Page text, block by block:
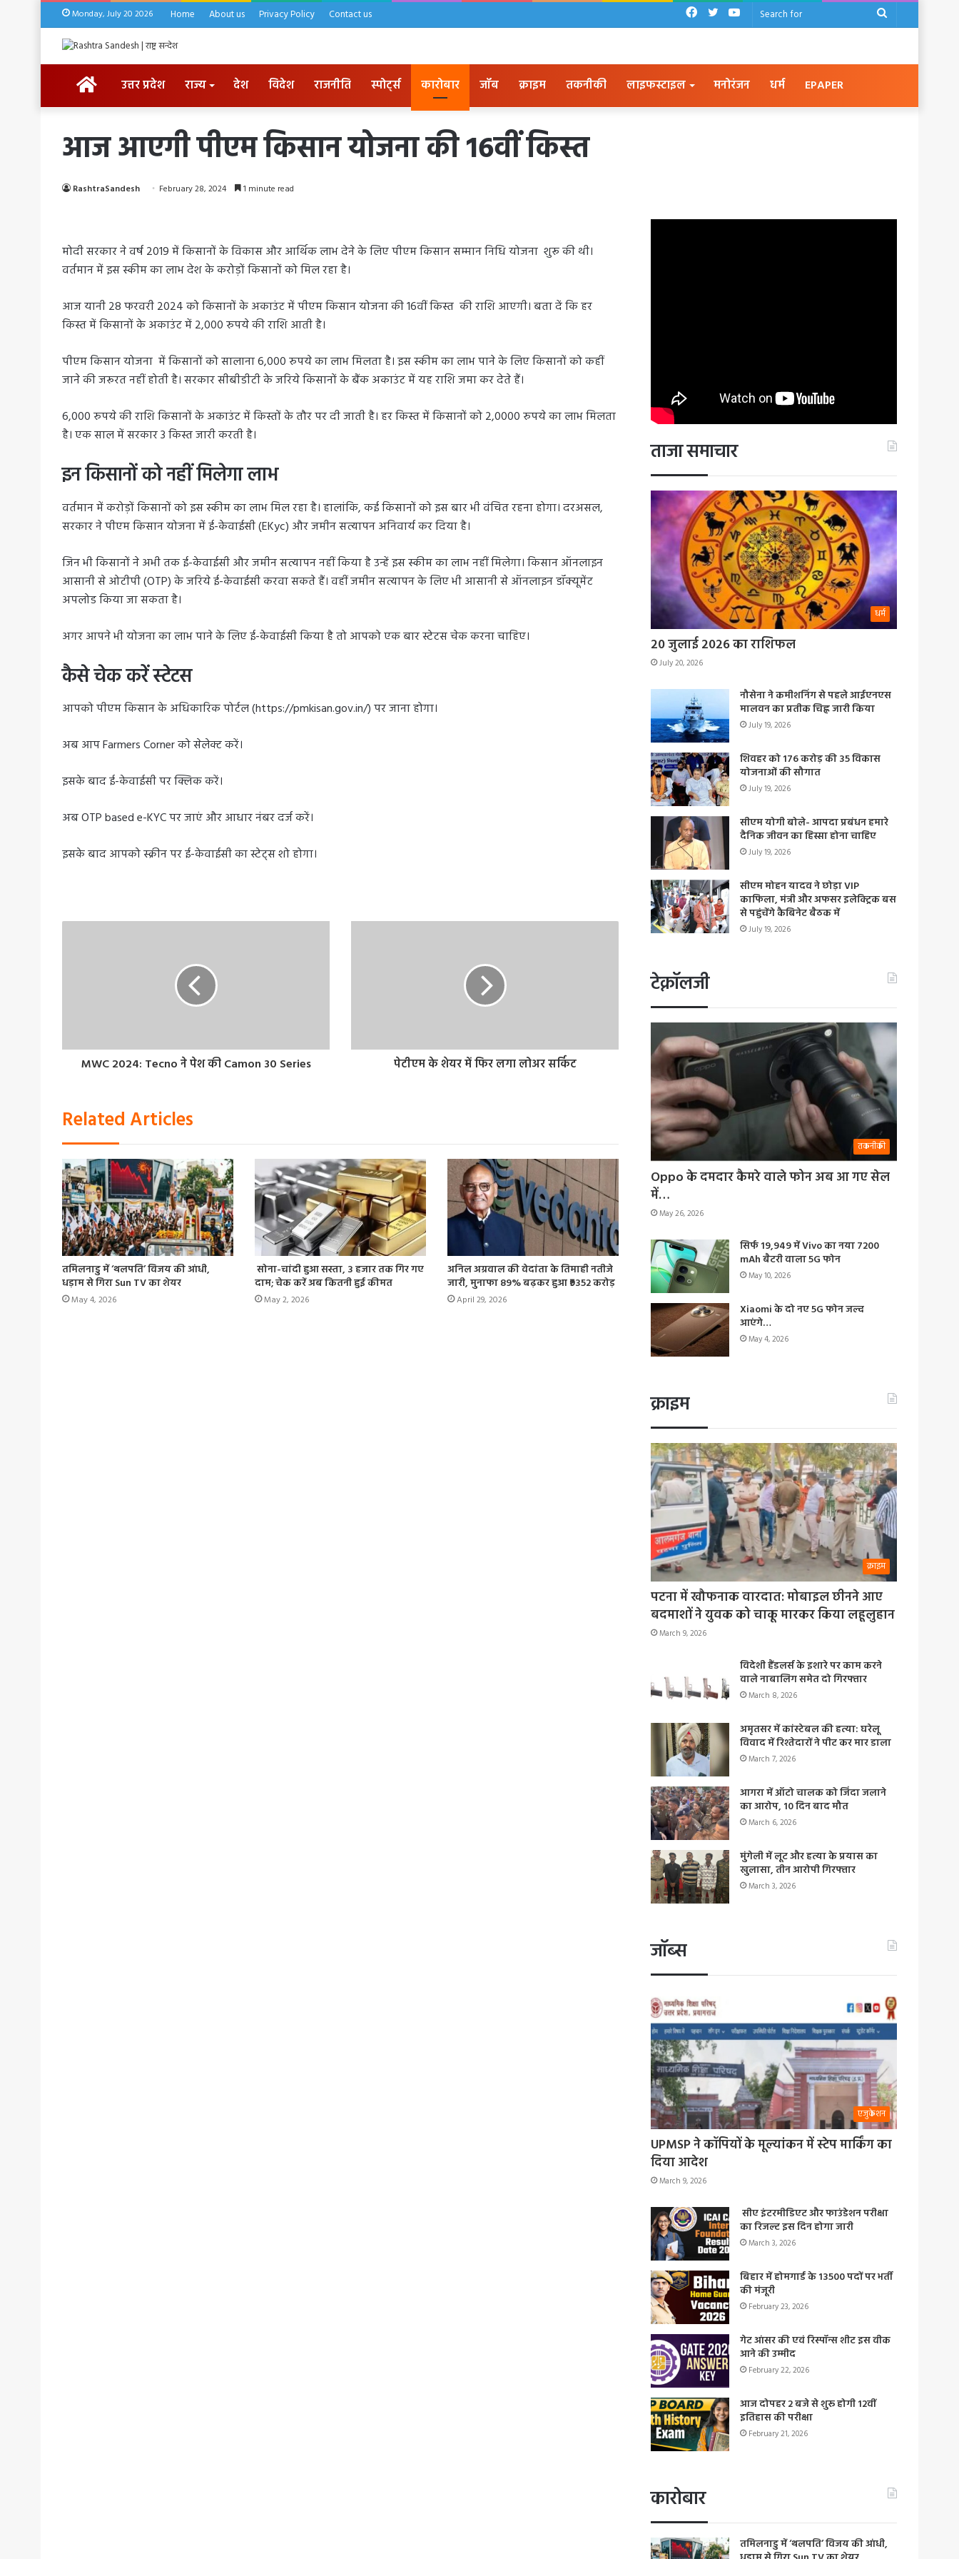
Monday, July 20 2026 Home About us Privacy Policy Contact us
Search
YouTube
Twitter
Facebook
HOMEउत्तर प्रदेश राज्य देश विदेश राजनीति स्पोर्ट्स कारोबार जॉब क्राइम तकनीकी लाइफस्टाइल मनोरंजन धर्म EPAPER
आज आएगी पीएम किसान योजना की 16वीं किस्त
RashtraSandesh February 28, 2024 1 minute read
मोदी सरकार ने वर्ष 2019 में किसानों के विकास और आर्थिक लाभ देने के लिए पीएम किसान सम्मान निधि योजना शुरू की थी।
वर्तमान में इस स्कीम का लाभ देश के करोड़ों किसानों को मिल रहा है।
आज यानी 28 फरवरी 2024 को किसानों के अकाउंट में पीएम किसान योजना की 16वीं किस्त की राशि आएगी। बता दें कि हर
किस्त में किसानों के अकाउंट में 2,000 रुपये की राशि आती है।
पीएम किसान योजना में किसानों को सालाना 6,000 रुपये का लाभ मिलता है। इस स्कीम का लाभ पाने के लिए किसानों को कहीं
जाने की जरूरत नहीं होती है। सरकार सीबीडीटी के जरिये किसानों के बैंक अकाउंट में यह राशि जमा कर देते हैं।
6,000 रुपये की राशि किसानों के अकाउंट में किस्तों के तौर पर दी जाती है। हर किस्त में किसानों को 2,0000 रुपये का लाभ मिलता
है। एक साल में सरकार 3 किस्त जारी करती है।
इन किसानों को नहीं मिलेगा लाभ
वर्तमान में करोड़ों किसानों को इस स्कीम का लाभ मिल रहा है। हालांकि, कई किसानों को इस बार भी वंचित रहना होगा। दरअसल,
सरकार ने पीएम किसान योजना में ई-केवाईसी (EKyc) और जमीन सत्यापन अनिवार्य कर दिया है।
जिन भी किसानों ने अभी तक ई-केवाईसी और जमीन सत्यापन नहीं किया है उन्हें इस स्कीम का लाभ नहीं मिलेगा। किसान ऑनलाइन
आसानी से ओटीपी (OTP) के जरिये ई-केवाईसी करवा सकते हैं। वहीं जमीन सत्यापन के लिए भी आसानी से ऑनलाइन डॉक्यूमेंट
अपलोड किया जा सकता है।
अगर आपने भी योजना का लाभ पाने के लिए ई-केवाईसी किया है तो आपको एक बार स्टेटस चेक करना चाहिए।
कैसे चेक करें स्टेटस
आपको पीएम किसान के अधिकारिक पोर्टल (https://pmkisan.gov.in/) पर जाना होगा।
अब आप Farmers Corner को सेलेक्ट करें।
इसके बाद ई-केवाईसी पर क्लिक करें।
अब OTP based e-KYC पर जाएं और आधार नंबर दर्ज करें।
इसके बाद आपको स्क्रीन पर ई-केवाईसी का स्टेट्स शो होगा।
MWC 2024: Tecno ने पेश की Camon 30 Series पेटीएम के शेयर में फिर लगा लोअर सर्किट
Related Articles
तमिलनाडु में ‘थलपति’ विजय की आंधी,
धड़ाम से गिरा Sun TV का शेयर
May 4, 2026
सोना-चांदी हुआ सस्ता, 3 हजार तक गिर गए
दाम; चेक करें अब कितनी हुई कीमत
May 2, 2026
अनिल अग्रवाल की वेदांता के तिमाही नतीजे
जारी, मुनाफा 89% बढ़कर हुआ ₹9352 करोड़
April 29, 2026
ताजा समाचार
धर्म
20 जुलाई 2026 का राशिफल
July 20, 2026
नौसेना ने कमीशनिंग से पहले आईएनएस
मालवन का प्रतीक चिह्न जारी किया
July 19, 2026
शिवहर को 176 करोड़ की 35 विकास
योजनाओं की सौगात
July 19, 2026
सीएम योगी बोले- आपदा प्रबंधन हमारे
दैनिक जीवन का हिस्सा होना चाहिए
July 19, 2026
सीएम मोहन यादव ने छोड़ा VIP
काफिला, मंत्री और अफसर इलेक्ट्रिक बस
से पहुंचेंगे कैबिनेट बैठक में
July 19, 2026
टेक्नॉलजी
तकनीकी
Oppo के दमदार कैमरे वाले फोन अब आ गए सेल
में…
May 26, 2026
सिर्फ 19,949 में Vivo का नया 7200
mAh बैटरी वाला 5G फोन
May 10, 2026
Xiaomi के दो नए 5G फोन जल्द
आएंगे…
May 4, 2026
क्राइम
क्राइम
पटना में खौफनाक वारदात: मोबाइल छीनने आए
बदमाशों ने युवक को चाकू मारकर किया लहूलुहान
March 9, 2026
विदेशी हैंडलर्स के इशारे पर काम करने
वाले नाबालिग समेत दो गिरफ्तार
March 8, 2026
अमृतसर में कांस्टेबल की हत्या: घरेलू
विवाद में रिश्तेदारों ने पीट कर मार डाला
March 7, 2026
आगरा में ऑटो चालक को जिंदा जलाने
का आरोप, 10 दिन बाद मौत
March 6, 2026
मुंगेली में लूट और हत्या के प्रयास का
खुलासा, तीन आरोपी गिरफ्तार
March 3, 2026
जॉब्स
एजुकेशन
UPMSP ने कॉपियों के मूल्यांकन में स्टेप मार्किंग का
दिया आदेश
March 9, 2026
सीए इंटरमीडिएट और फाउंडेशन परीक्षा
का रिजल्ट इस दिन होगा जारी
March 3, 2026
बिहार में होमगार्ड के 13500 पदों पर भर्ती
की मंजूरी
February 23, 2026
गेट आंसर की एवं रिस्पॉन्स शीट इस वीक
आने की उम्मीद
February 22, 2026
आज दोपहर 2 बजे से शुरू होगी 12वीं
इतिहास की परीक्षा
February 21, 2026
कारोबार
तमिलनाडु में ‘थलपति’ विजय की आंधी,